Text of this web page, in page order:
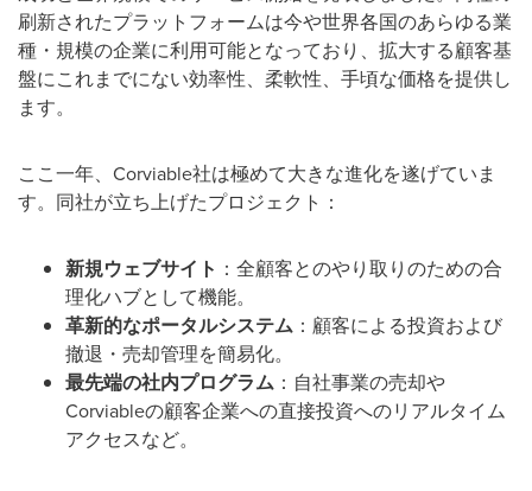
刷新されたプラットフォームは今や世界各国のあらゆる業
種・規模の企業に利用可能となっており、拡大する顧客基
盤にこれまでにない効率性、柔軟性、手頃な価格を提供し
ます。
ここ一年、Corviable社は極めて大きな進化を遂げていま
す。同社が立ち上げたプロジェクト：
新規ウェブサイト ：全顧客とのやり取りのための合
理化ハブとして機能。
革新的なポータルシステム ：顧客による投資および
撤退・売却管理を簡易化。
最先端の社内プログラム ：自社事業の売却や
Corviableの顧客企業への直接投資へのリアルタイム
アクセスなど。